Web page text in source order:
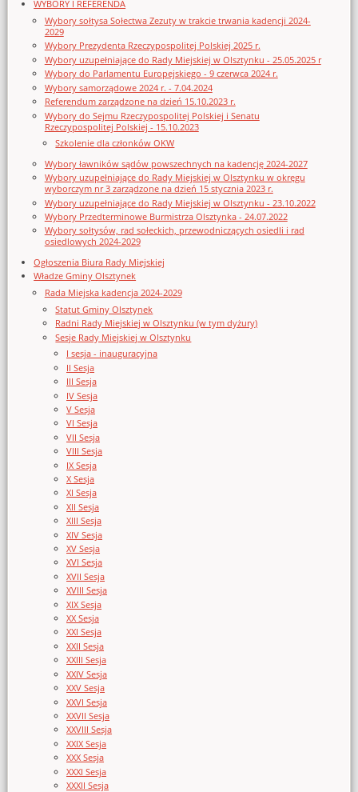
WYBORY I REFERENDA
Wybory sołtysa Sołectwa Zezuty w trakcie trwania kadencji 2024-
2029
Wybory Prezydenta Rzeczypospolitej Polskiej 2025 r.
Wybory uzupełniające do Rady Miejskiej w Olsztynku - 25.05.2025 r
Wybory do Parlamentu Europejskiego - 9 czerwca 2024 r.
Wybory samorządowe 2024 r. - 7.04.2024
Referendum zarządzone na dzień 15.10.2023 r.
Wybory do Sejmu Rzeczypospolitej Polskiej i Senatu
Rzeczypospolitej Polskiej - 15.10.2023
Szkolenie dla członków OKW
Wybory ławników sądów powszechnych na kadencję 2024-2027
Wybory uzupełniające do Rady Miejskiej w Olsztynku w okręgu
wyborczym nr 3 zarządzone na dzień 15 stycznia 2023 r.
Wybory uzupełniające do Rady Miejskiej w Olsztynku - 23.10.2022
Wybory Przedterminowe Burmistrza Olsztynka - 24.07.2022
Wybory sołtysów, rad sołeckich, przewodniczących osiedli i rad
osiedlowych 2024-2029
Ogłoszenia Biura Rady Miejskiej
Władze Gminy Olsztynek
Rada Miejska kadencja 2024-2029
Statut Gminy Olsztynek
Radni Rady Miejskiej w Olsztynku (w tym dyżury)
Sesje Rady Miejskiej w Olsztynku
I sesja - inauguracyjna
II Sesja
III Sesja
IV Sesja
V Sesja
VI Sesja
VII Sesja
VIII Sesja
IX Sesja
X Sesja
XI Sesja
XII Sesja
XIII Sesja
XIV Sesja
XV Sesja
XVI Sesja
XVII Sesja
XVIII Sesja
XIX Sesja
XX Sesja
XXI Sesja
XXII Sesja
XXIII Sesja
XXIV Sesja
XXV Sesja
XXVI Sesja
XXVII Sesja
XXVIII Sesja
XXIX Sesja
XXX Sesja
XXXI Sesja
XXXII Sesja